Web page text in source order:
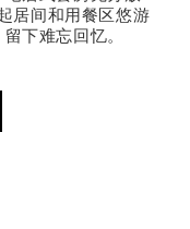
居间和用餐区悠游
下难忘回忆。